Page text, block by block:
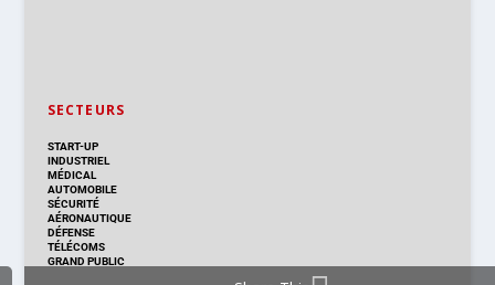
SECTEURS
START-UP
INDUSTRIEL
MÉDICAL
AUTOMOBILE
SÉCURITÉ
AÉRONAUTIQUE
DÉFENSE
TÉLÉCOMS
GRAND PUBLIC